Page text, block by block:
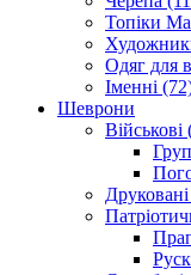
Топіки
Одяг для
Іменні
Шеврони
Військові